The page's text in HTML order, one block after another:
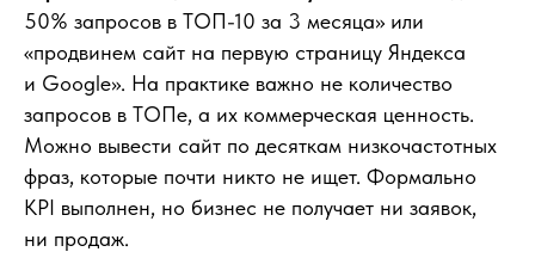
50% запросов в ТОП-10 за 3 месяца» или
«продвинем сайт на первую страницу Яндекса
и Google». На практике важно не количество
запросов в ТОПе, а их коммерческая ценность.
Можно вывести сайт по десяткам низкочастотных
фраз, которые почти никто не ищет. Формально
KPI выполнен, но бизнес не получает ни заявок,
ни продаж.